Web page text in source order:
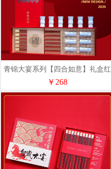
青锦大宴系列【四合如意】礼盒红
檀木筷6双玉瓷隐青釉酒杯6只
￥268